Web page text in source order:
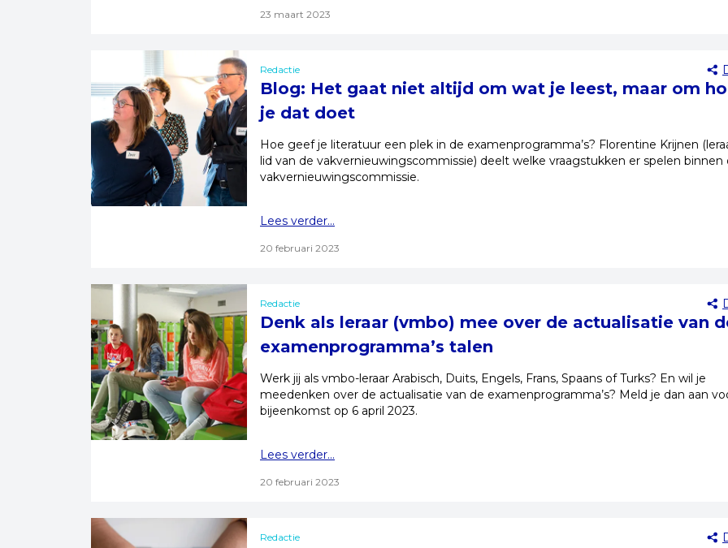
23 maart 2023
Redactie
Blog: Het gaat niet altijd om wat je leest, maar om
je dat doet
Hoe geef je literatuur een plek in de examenprogramma’s? Florentine Krijnen
lid van de vakvernieuwingscommissie) deelt welke vraagstukken er spelen binnen
vakvernieuwingscommissie.
Lees verder...
20 februari 2023
Redactie
Denk als leraar (vmbo) mee over de actualisatie van
examenprogramma’s talen
Werk jij als vmbo-leraar Arabisch, Duits, Engels, Frans, Spaans of Turks? En wil je
meedenken over de actualisatie van de examenprogramma’s? Meld je dan aan
bijeenkomst op 6 april 2023.
Lees verder...
20 februari 2023
Redactie